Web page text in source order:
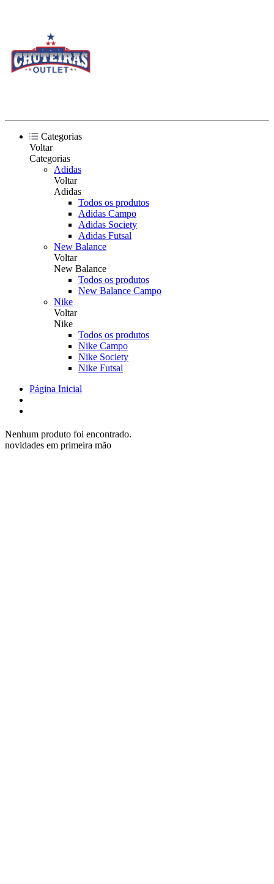
Categorias
Voltar
Categorias
Adidas
Voltar
Adidas
Todos os produtos
Adidas Campo
Adidas Society
Adidas Futsal
New Balance
Voltar
New Balance
Todos os produtos
New Balance Campo
Nike
Voltar
Nike
Todos os produtos
Nike Campo
Nike Society
Nike Futsal
Página Inicial
Nenhum produto foi encontrado.
novidades em primeira mão